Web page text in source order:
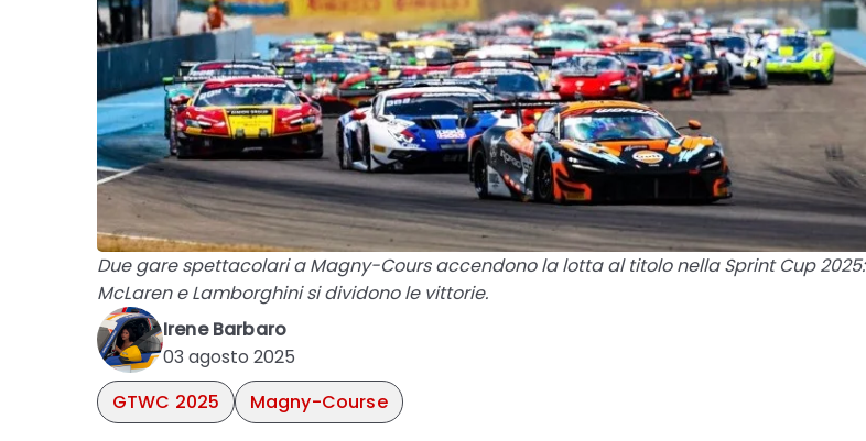
Due gare spettacolari a Magny-Cours accendono la lotta al titolo nella Sprint Cup 2025:
McLaren e Lamborghini si dividono le vittorie.
Irene Barbaro
03 agosto 2025
GTWC 2025
Magny-Course